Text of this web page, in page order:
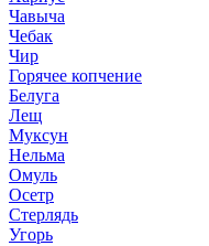
Чавыча
Чебак
Чир
Горячее копчение
Белуга
Лещ
Муксун
Нельма
Омуль
Осетр
Стерлядь
Угорь